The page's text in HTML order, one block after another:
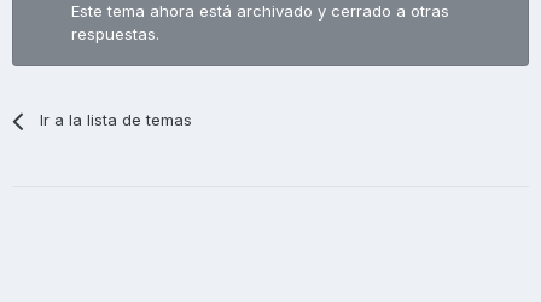
Este tema ahora está archivado y cerrado a otras
respuestas.
Ir a la lista de temas